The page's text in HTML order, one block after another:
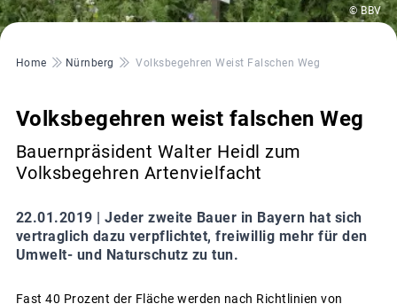
© BBV
Pfadnavigation
Home Nürnberg Volksbegehren Weist Falschen Weg
Volksbegehren weist falschen Weg
Bauernpräsident Walter Heidl zum
Volksbegehren Artenvielfacht
22.01.2019 | Jeder zweite Bauer in Bayern hat sich
vertraglich dazu verpflichtet, freiwillig mehr für den
Umwelt- und Naturschutz zu tun.
Fast 40 Prozent der Fläche werden nach Richtlinien von